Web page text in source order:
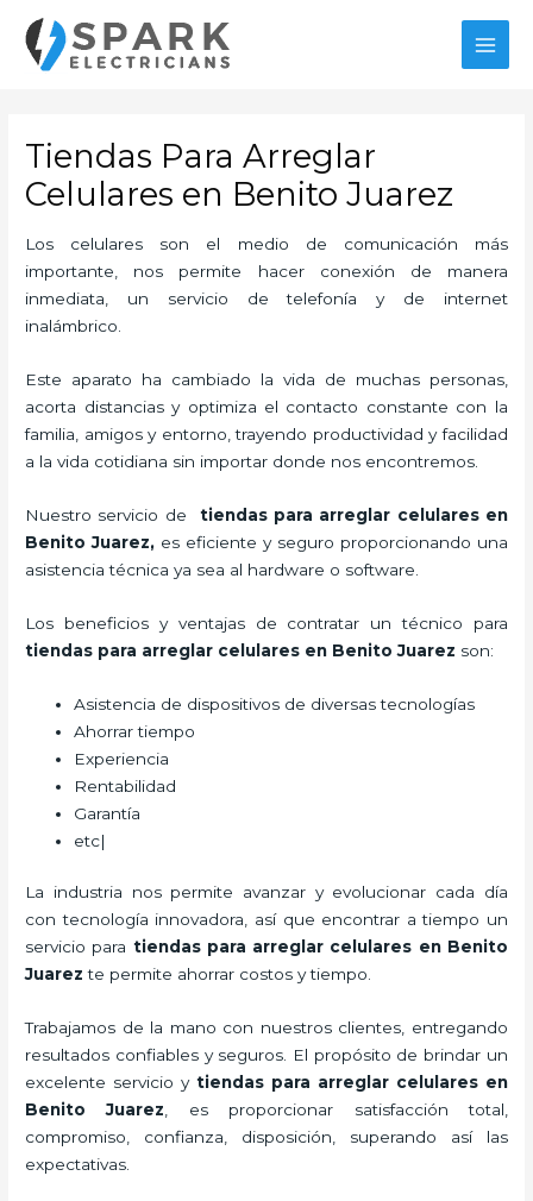
contenido
Tiendas Para Arreglar
Celulares en Benito Juarez
Los celulares son el medio de comunicación más
importante, nos permite hacer conexión de manera
inmediata, un servicio de telefonía y de internet
inalámbrico.
Este aparato ha cambiado la vida de muchas personas,
acorta distancias y optimiza el contacto constante con la
familia, amigos y entorno, trayendo productividad y facilidad
a la vida cotidiana sin importar donde nos encontremos.
Nuestro servicio de tiendas para arreglar celulares en
Benito Juarez, es eficiente y seguro proporcionando una
asistencia técnica ya sea al hardware o software.
Los beneficios y ventajas de contratar un técnico para
tiendas para arreglar celulares en Benito Juarez son:
Asistencia de dispositivos de diversas tecnologías
Ahorrar tiempo
Experiencia
Rentabilidad
Garantía
etc|
La industria nos permite avanzar y evolucionar cada día
con tecnología innovadora, así que encontrar a tiempo un
servicio para tiendas para arreglar celulares en Benito
Juarez te permite ahorrar costos y tiempo.
Trabajamos de la mano con nuestros clientes, entregando
resultados confiables y seguros. El propósito de brindar un
excelente servicio ytiendas para arreglar celulares en
Benito Juarez , es proporcionar satisfacción total,
compromiso, confianza, disposición, superando así las
expectativas.